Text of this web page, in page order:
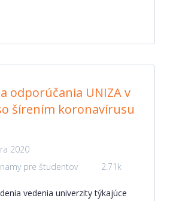
odporúčania UNIZA v
šírením koronavírusu
2020
pre študentov 2.71k
vedenia univerzity týkajúce